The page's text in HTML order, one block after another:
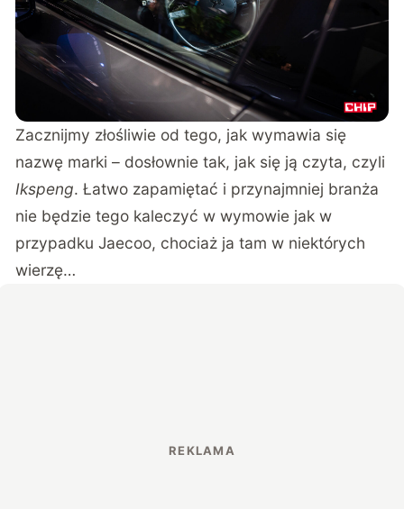
Zacznijmy złośliwie od tego, jak wymawia się
nazwę marki – dosłownie tak, jak się ją czyta, czyli
Ikspeng. Łatwo zapamiętać i przynajmniej branża
nie będzie tego kaleczyć w wymowie jak w
przypadku Jaecoo, chociaż ja tam w niektórych
wierzę…